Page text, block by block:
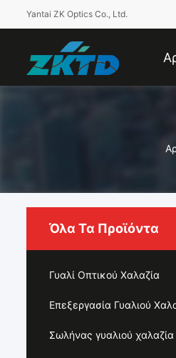
Yantai ZK Optics Co., Ltd.
Όλα Τα Προϊόντα
Γυαλί Οπτικού Χαλαζία
Επεξεργασία Γυαλιού
Σωλήνας γυαλιού χαλαζία